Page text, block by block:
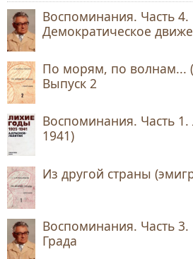
Воспоминания. Часть
Демократическое
По морям, по волнам...
Выпуск 2
Воспоминания. Часть
1941)
Из другой страны
Воспоминания. Часть
Града